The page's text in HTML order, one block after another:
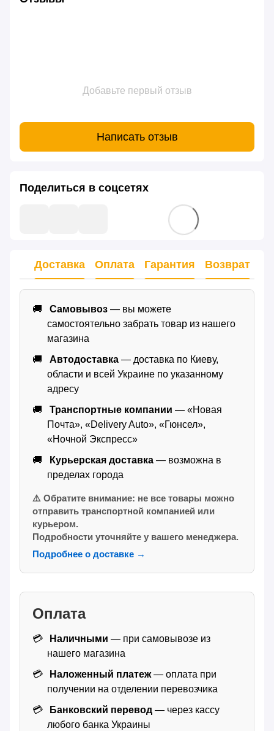
Добавьте первый отзыв
Написать отзыв
Поделиться в соцсетях
Доставка Оплата Гарантия Возврат
Самовывоз — вы можете
самостоятельно забрать товар из нашего
магазина
Автодоставка — доставка по Киеву,
области и всей Украине по указанному
адресу
Транспортные компании — «Новая
Почта», «Delivery Auto», «Гюнсел»,
«Ночной Экспресс»
Курьерская доставка — возможна в
пределах города
⚠️ Обратите внимание: не все товары можно
отправить транспортной компанией или
курьером.
Подробности уточняйте у вашего менеджера.
Подробнее о доставке →
Оплата
Наличными — при самовывозе из
нашего магазина
Наложенный платеж— оплата при
получении на отделении перевозчика
Банковский перевод — через кассу
любого банка Украины